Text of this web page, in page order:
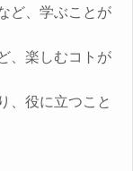
ど、学ぶことが
、楽しむコトが
、役に立つこと